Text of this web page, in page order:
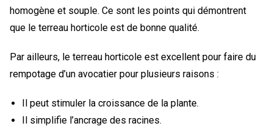
homogène et souple. Ce sont les points qui démontrent
que le terreau horticole est de bonne qualité.
Par ailleurs, le terreau horticole est excellent pour faire du
rempotage d’un avocatier pour plusieurs raisons :
Il peut stimuler la croissance de la plante.
Il simplifie l’ancrage des racines.